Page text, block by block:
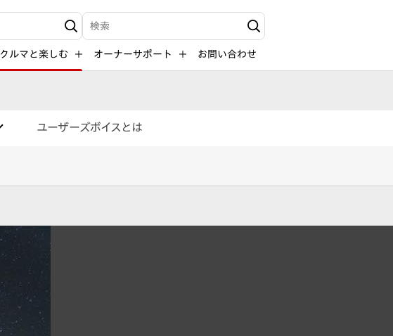
検索キーワード入力
クルマと楽しむ オーナーサポート お問い合わせ
ユーザーズボイスとは